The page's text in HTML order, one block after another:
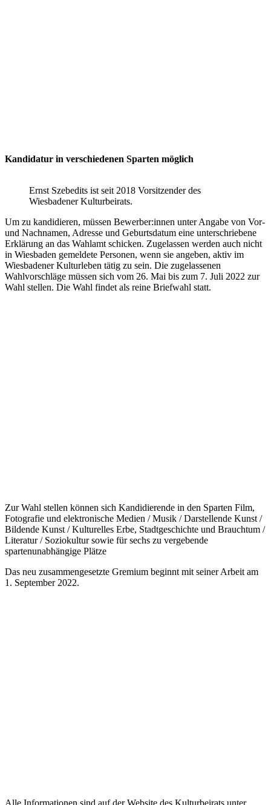
Kandidatur in verschiedenen Sparten möglich
Ernst Szebedits ist seit 2018 Vorsitzender des
Wiesbadener Kulturbeirats.
Um zu kandidieren, müssen Bewerber:innen unter Angabe von Vor-
und Nachnamen, Adresse und Geburtsdatum eine unterschriebene
Erklärung an das Wahlamt schicken. Zugelassen werden auch nicht
in Wiesbaden gemeldete Personen, wenn sie angeben, aktiv im
Wiesbadener Kulturleben tätig zu sein. Die zugelassenen
Wahlvorschläge müssen sich vom 26. Mai bis zum 7. Juli 2022 zur
Wahl stellen. Die Wahl findet als reine Briefwahl statt.
Zur Wahl stellen können sich Kandidierende in den Sparten Film,
Fotografie und elektronische Medien / Musik / Darstellende Kunst /
Bildende Kunst / Kulturelles Erbe, Stadtgeschichte und Brauchtum /
Literatur / Soziokultur sowie für sechs zu vergebende
spartenunabhängige Plätze
Das neu zusammengesetzte Gremium beginnt mit seiner Arbeit am
1. September 2022.